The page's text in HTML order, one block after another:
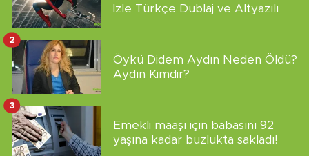
İzle Türkçe Dublaj ve Altyazılı
Öykü Didem Aydın Neden Öldü?
Aydın Kimdir?
2
Emekli maaşı için babasını 92
yaşına kadar buzlukta sakladı!
3